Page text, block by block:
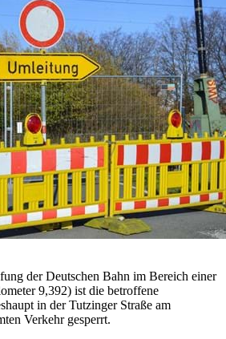
der Deutschen Bahn im Bereich einer
9,392) ist die betroffene
in der Tutzinger Straße am
Verkehr gesperrt.